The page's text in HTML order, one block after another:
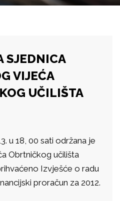
SJEDNICA
VIJEĆA
UČILIŠTA
u 18, 00 sati održana je
Obrtničkog učilišta
Izvješće o radu
proračun za 2012.